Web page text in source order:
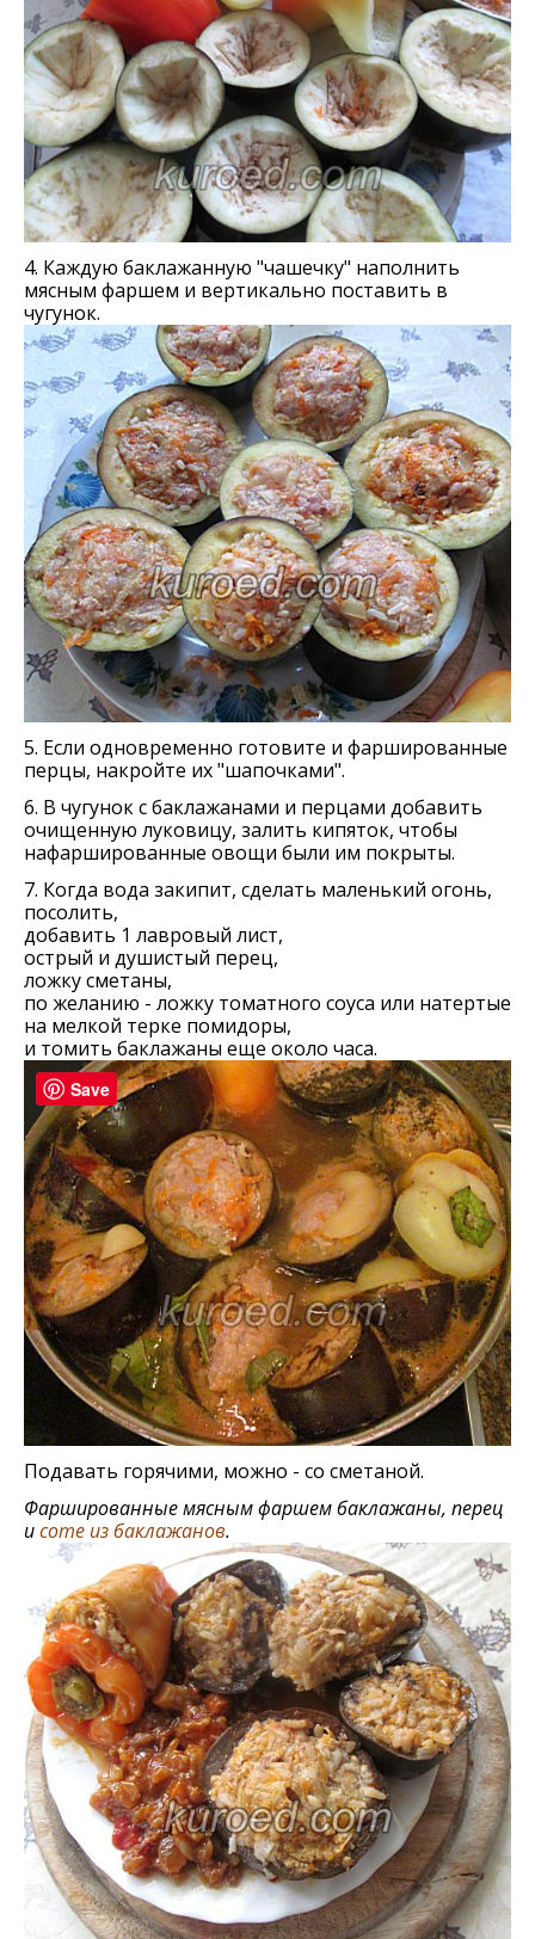
4. Каждую баклажанную "чашечку" наполнить
мясным фаршем и вертикально поставить в
чугунок.
5. Если одновременно готовите и фаршированные
перцы, накройте их "шапочками".
6. В чугунок с баклажанами и перцами добавить
очищенную луковицу, залить кипяток, чтобы
нафаршированные овощи были им покрыты.
7. Когда вода закипит, сделать маленький огонь,
посолить,
добавить 1 лавровый лист,
острый и душистый перец,
ложку сметаны,
по желанию - ложку томатного соуса или натертые
на мелкой терке помидоры,
и томить баклажаны еще около часа.
Подавать горячими, можно - со сметаной.
Фаршированные мясным фаршем баклажаны, перец
исоте из баклажанов.
Save